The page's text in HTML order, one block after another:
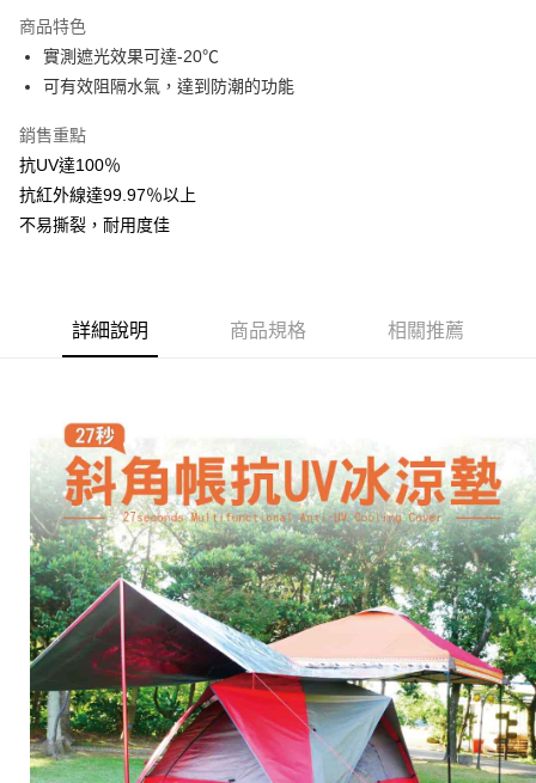
街口支付
悠遊付
AFTEE先享後付
相關說明
【關於「AFTEE先享後付」】
AFTEE先享後付是「在收到商品之後才付款」的支付方式。 讓您購物簡單
便利好安心！
３．收到繳費通知簡訊後14天內，點擊此簡訊中的連結，可透過四大超商／
ATM／網路銀行／等多元方式進行付款，方視為交易完成。
※ 請注意：結帳手續完成當下不需立刻繳費，但若您需要取消訂單，請聯絡
購買商品的店家。未經商家同意取消之訂單仍視為有效，需透過AFTEE先享
後付繳納相關費用。
※ 交易是否成功請以「AFTEE先享後付 」之結帳頁面顯示為準，若有關於
是否繳費成功／繳費後需取消欲退款等相關疑問，請聯繫「AFTEE先享後付
客戶支援中心」https://netprotections.freshdesk.com/support/home
【注意事項】
１．透過由恩沛科技股份有限公司提供之「AFTEE先享後付」服務完成之交
易，需依本服務之必要範圍內提供個人資料，並將交易相關給付款項請求債
權轉讓予恩沛科技股份有限公司。
２．關於個人資料處理事宜，請瀏覽以下網址：
https://aftee.tw/terms/#terms3
３．未成年的使用者請事先徵得法定代理人或監護人之同意方可使用
「AFTEE先享後付」，若未經同意申辦者引起之損失，本公司不負相關責
ATM付款
每筆NT$160，滿NT$1,000(含以上)免運費
商品特色
實測遮光效果可達-20℃
可有效阻隔水氣，達到防潮的功能
銷售重點
抗UV達100％
抗紅外線達99.97％以上
不易撕裂，耐用度佳
詳細說明 商品規格 相關推薦